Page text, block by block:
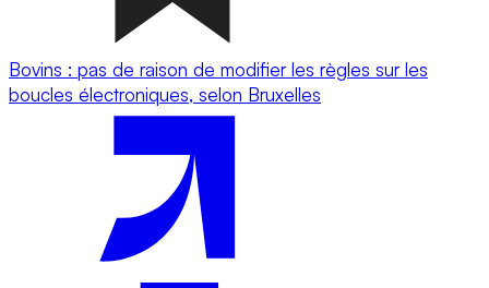
Bovins : pas de raison de modifier les règles sur les
boucles électroniques, selon Bruxelles